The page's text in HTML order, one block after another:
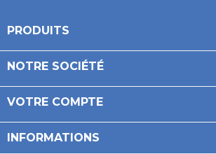
PRODUITS
NOTRE SOCIÉTÉ
VOTRE COMPTE
INFORMATIONS